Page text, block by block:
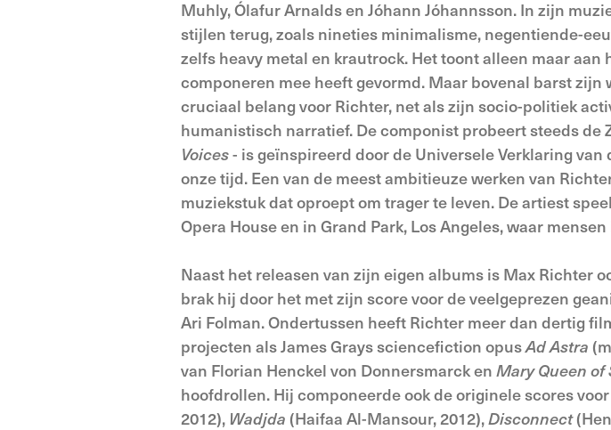
Muhly, Ólafur Arnalds en Jóhann Jóhannsson. In zijn
stijlen terug, zoals nineties minimalisme, negentiende-
zelfs heavy metal en krautrock. Het toont alleen maar
componeren mee heeft gevormd. Maar bovenal barst
cruciaal belang voor Richter, net als zijn socio-politiek
humanistisch narratief. De componist probeert steeds de
Voices- is geïnspireerd door de Universele Verklaring
onze tijd. Een van de meest ambitieuze werken van
muziekstuk dat oproept om trager te leven. De artiest
Opera House en in Grand Park, Los Angeles, waar
Naast het releasen van zijn eigen albums is Max Richter
brak hij door het met zijn score voor de veelgeprezen
Ari Folman. Ondertussen heeft Richter meer dan dertig
projecten als James Grays sciencefiction opusAd Astra
van Florian Henckel von Donnersmarck en Mary Queen of
hoofdrollen. Hij componeerde ook de originele scores voor
2012), Wadjda (Haifaa Al-Mansour, 2012),Disconnect